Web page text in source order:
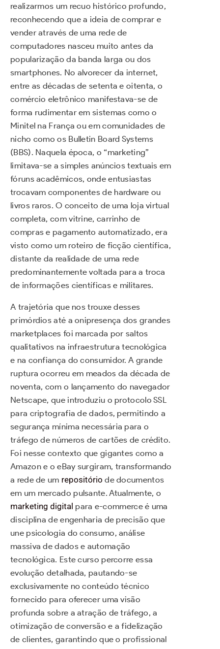
realizarmos um recuo histórico profundo,
reconhecendo que a ideia de comprar e
vender através de uma rede de
computadores nasceu muito antes da
popularização da banda larga ou dos
smartphones. No alvorecer da internet,
entre as décadas de setenta e oitenta, o
comércio eletrônico manifestava-se de
forma rudimentar em sistemas como o
Minitel na França ou em comunidades de
nicho como os Bulletin Board Systems
(BBS). Naquela época, o “marketing”
limitava-se a simples anúncios textuais em
fóruns acadêmicos, onde entusiastas
trocavam componentes de hardware ou
livros raros. O conceito de uma loja virtual
completa, com vitrine, carrinho de
compras e pagamento automatizado, era
visto como um roteiro de ficção científica,
distante da realidade de uma rede
predominantemente voltada para a troca
de informações científicas e militares.
A trajetória que nos trouxe desses
primórdios até a onipresença dos grandes
marketplaces foi marcada por saltos
qualitativos na infraestrutura tecnológica
e na confiança do consumidor. A grande
ruptura ocorreu em meados da década de
noventa, com o lançamento do navegador
Netscape, que introduziu o protocolo SSL
para criptografia de dados, permitindo a
segurança mínima necessária para o
tráfego de números de cartões de crédito.
Foi nesse contexto que gigantes como a
Amazon e o eBay surgiram, transformando
a rede de um repositório de documentos
em um mercado pulsante. Atualmente, o
marketing digital para e-commerce é uma
disciplina de engenharia de precisão que
une psicologia do consumo, análise
massiva de dados e automação
tecnológica. Este curso percorre essa
evolução detalhada, pautando-se
exclusivamente no conteúdo técnico
fornecido para oferecer uma visão
profunda sobre a atração de tráfego, a
otimização de conversão e a fidelização
de clientes, garantindo que o profissional